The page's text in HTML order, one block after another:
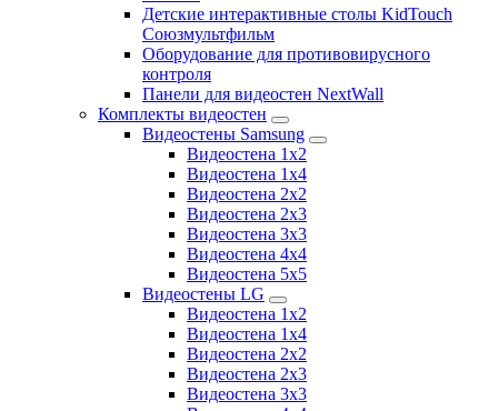
Детские интерактивные столы KidTouch
Союзмультфильм
Оборудование для противовирусного
контроля
Панели для видеостен NextWall
Комплекты видеостен
Видеостены Samsung
Видеостена 1x2
Видеостена 1x4
Видеостена 2x2
Видеостена 2х3
Видеостена 3x3
Видеостена 4x4
Видеостена 5x5
Видеостены LG
Видеостена 1x2
Видеостена 1x4
Видеостена 2x2
Видеостена 2x3
Видеостена 3x3